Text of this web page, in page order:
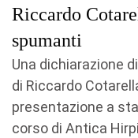
Riccardo
spumanti
Una dichiarazione
di Riccardo
presentazione a
corso di Antica